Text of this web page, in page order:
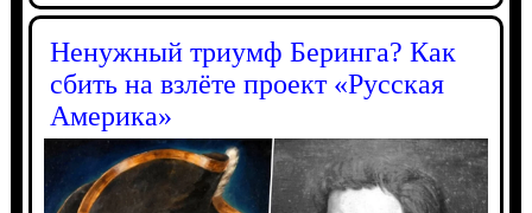
Ненужный триумф Беринга? Как
сбить на взлёте проект «Русская
Америка»